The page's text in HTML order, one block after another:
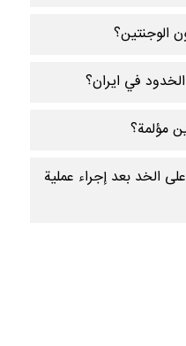
الوجنتين؟
في ايران؟
مؤلمة؟
الخد بعد إجراء عملية